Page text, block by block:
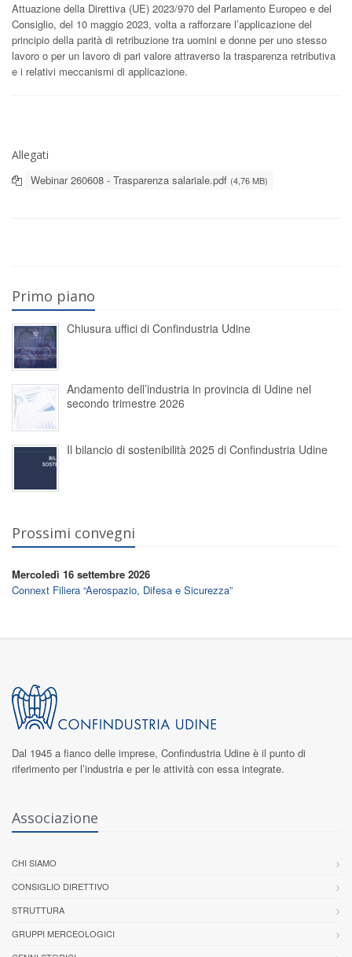
Attuazione della Direttiva (UE) 2023/970 del Parlamento Europeo e del
Consiglio, del 10 maggio 2023, volta a rafforzare l’applicazione del
principio della parità di retribuzione tra uomini e donne per uno stesso
lavoro o per un lavoro di pari valore attraverso la trasparenza retributiva
e i relativi meccanismi di applicazione.
Allegati
Webinar 260608 - Trasparenza salariale.pdf (4,76 MB)
Primo piano
Chiusura uffici di Confindustria Udine
Andamento dell’industria in provincia di Udine nel
secondo trimestre 2026
Il bilancio di sostenibilità 2025 di Confindustria Udine
Prossimi convegni
Mercoledì 16 settembre 2026
Connext Filiera “Aerospazio, Difesa e Sicurezza”
Dal 1945 a fianco delle imprese, Confindustria Udine è il punto di
riferimento per l’industria e per le attività con essa integrate.
Associazione
CHI SIAMO
CONSIGLIO DIRETTIVO
STRUTTURA
GRUPPI MERCEOLOGICI